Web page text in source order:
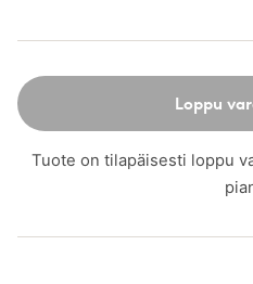
Loppu
Tuote on tilapäisesti loppu